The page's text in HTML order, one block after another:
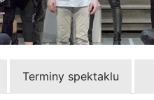
Terminy spektaklu